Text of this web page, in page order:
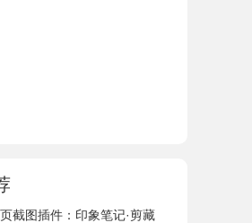
截图插件：印象笔记·剪藏